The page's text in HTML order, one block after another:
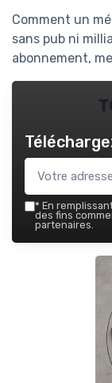
Comment un
sans pub ni
abonnement,
* En
des fins
partenaires.